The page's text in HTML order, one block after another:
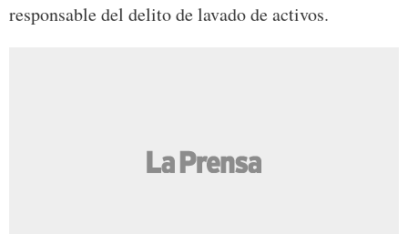
responsable del delito de lavado de activos.